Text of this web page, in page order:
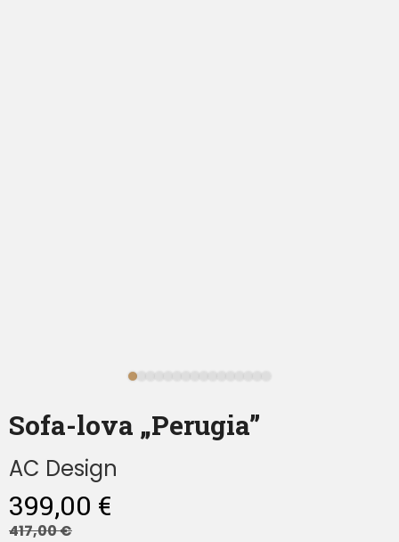
Sofa-lova „Perugia”
AC Design
399,00 €
417,00€